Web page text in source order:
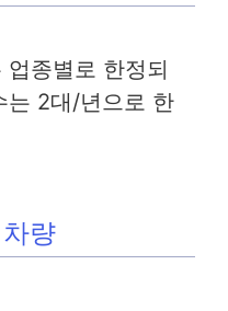
종별로 한정되
는 2대/년으로 한
량